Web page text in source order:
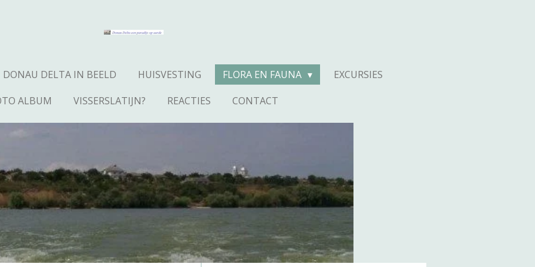
DONAU DELTA IN BEELD HUISVESTING FLORA EN FAUNA
EXCURSIES
ALBUM
VISSERSLATIJN? REACTIES CONTACT